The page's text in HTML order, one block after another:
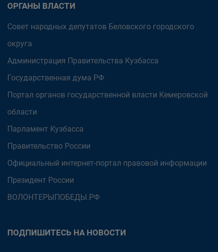
ОРГАНЫ ВЛАСТИ
Совет народных депутатов Беловского городского
округа
Администрация Правительства Кузбасса
Государственная дума РФ
Портал органов государственной власти Кемеровской
области
Парламент Кузбасса
Правительство России
Официальный интернет-портал правовой информации
Президент России
ВОЛОНТЕРЫПОБЕДЫ.РФ
ПОДПИШИТЕСЬ НА НОВОСТИ